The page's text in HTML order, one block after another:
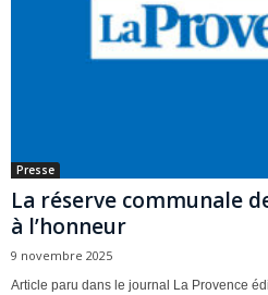
Presse
La réserve communale
à l’honneur
9 novembre 2025
Article paru dans le journal La Provence